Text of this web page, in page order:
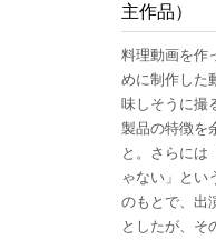
主作品）
料理動画を作
めに制作した
味しそうに撮
製品の特徴を
と。さらには
ゃない」とい
のもとで、出
としたが、そ